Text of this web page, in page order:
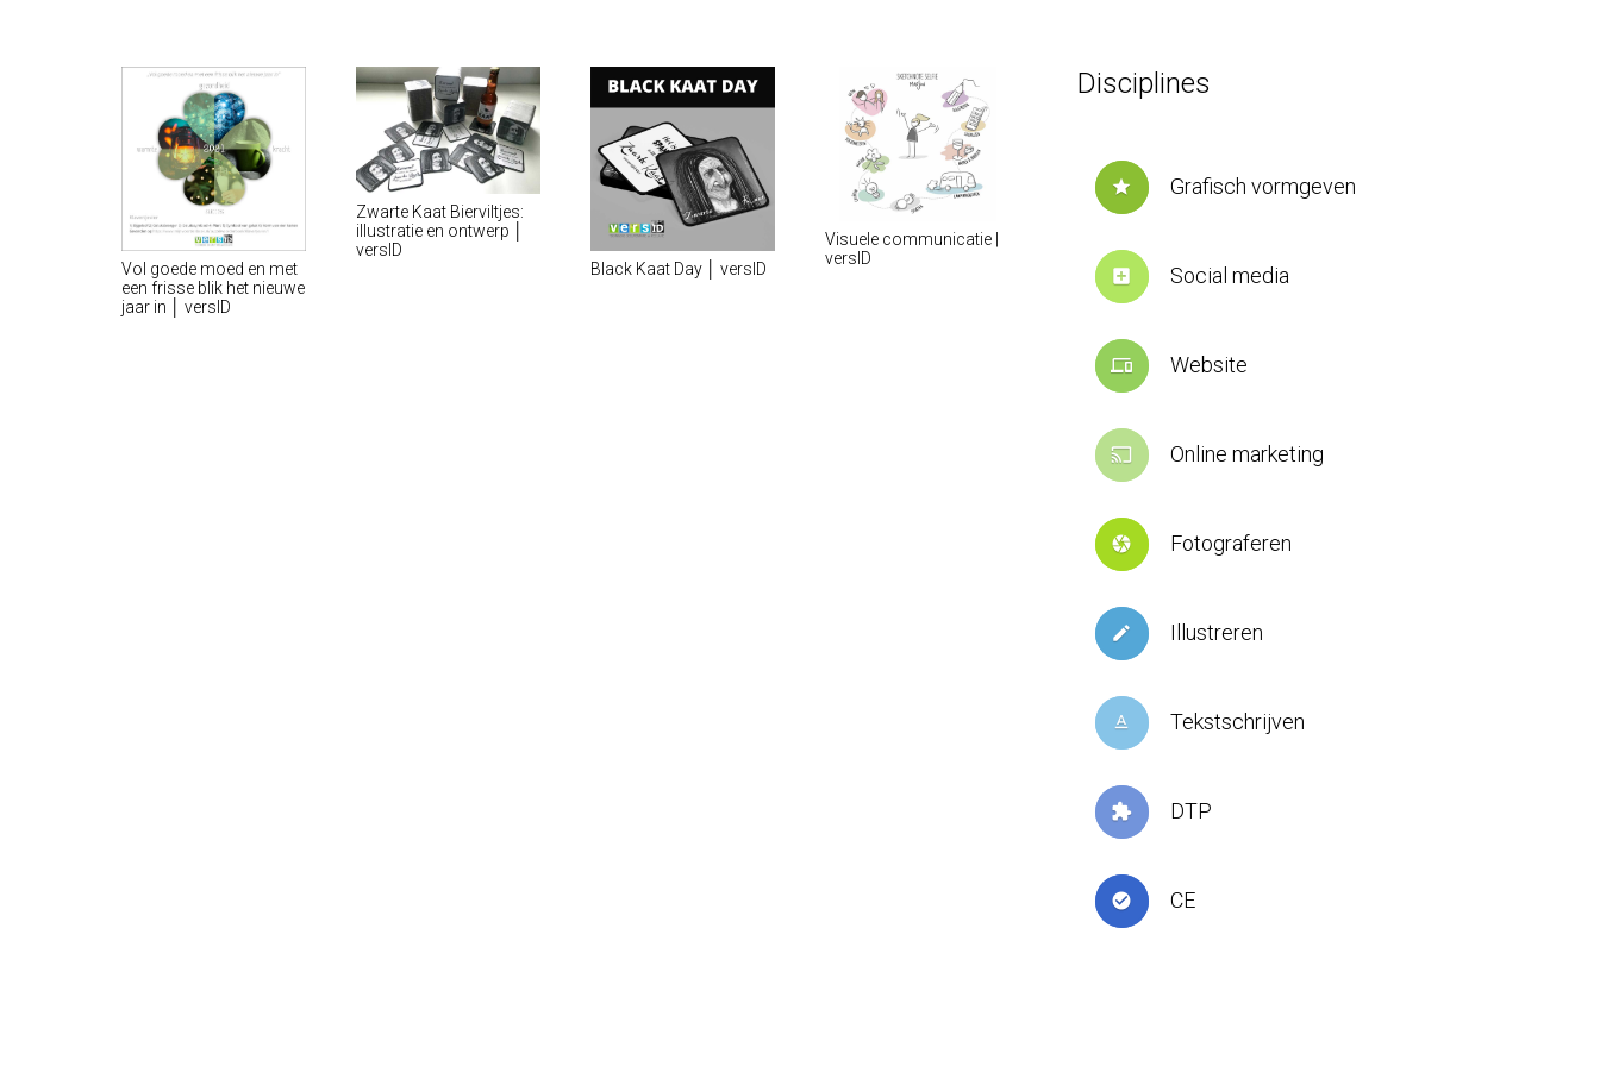
Vol goede moed en met
een frisse blik het nieuwe
jaar in │ versID
Zwarte Kaat Bierviltjes:
illustratie en ontwerp │
versID
Black Kaat Day │ versID
Visuele communicatie |
versID
Disciplines
star Grafisch vormgeven
add_box Social media
devices Website
cast Online marketing
camera Fotograferen
create Illustreren
text_format Tekstschrijven
extension DTP
check_circle CE